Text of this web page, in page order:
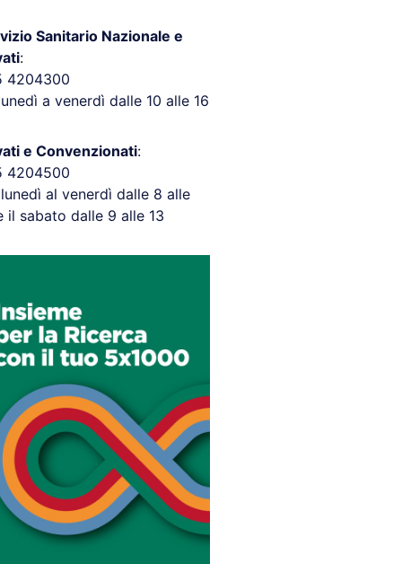
Sanitario Nazionale e
:
4204300
a venerdì dalle 10 alle 16
e Convenzionati:
4204500
al venerdì dalle 8 alle
il sabato dalle 9 alle 13